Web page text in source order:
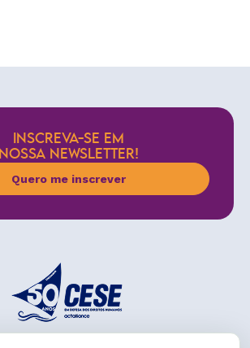
INSCREVA-SE EM
NOSSA NEWSLETTER!
Quero me inscrever